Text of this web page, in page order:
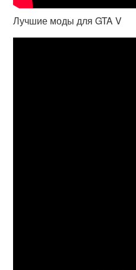
Лучшие моды для GTA V